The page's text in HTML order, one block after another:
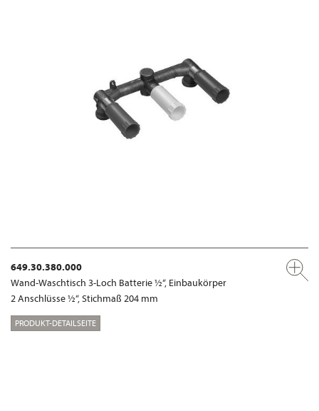
649.30.380.000
Wand-Waschtisch 3-Loch Batterie ½“, Einbaukörper
2 Anschlüsse ½“, Stichmaß 204 mm
PRODUKT-DETAILSEITE